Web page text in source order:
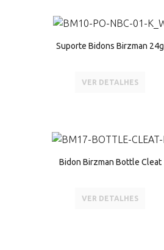
Suporte Bidons Birzman 24g
VER DETALHES
Bidon Birzman Bottle Cleat
VER DETALHES